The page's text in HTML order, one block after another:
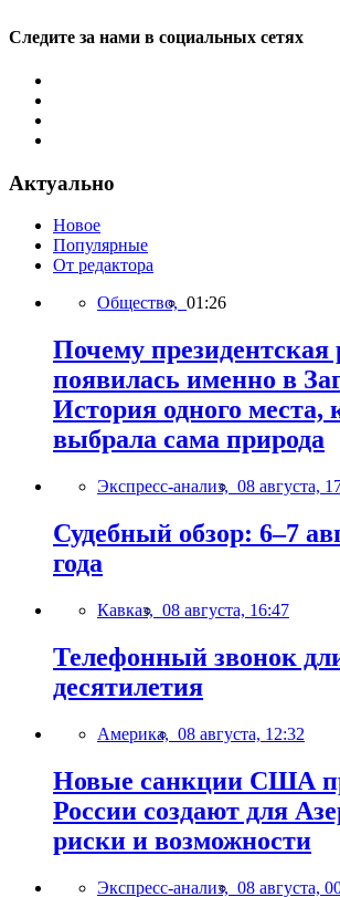
Следите за нами в социальных сетях
Актуально
Новое
Популярные
От редактора
Общество, 01:26
Почему президентская
появилась именно в
История одного места,
выбрала сама природа
Экспресс-анализ, 08 августа,
Судебный обзор: 6–7
года
Кавказ, 08 августа, 16:47
Телефонный звонок
десятилетия
Америка, 08 августа, 12:32
Новые санкции США
России создают для
риски и возможности
Экспресс-анализ, 08 августа,